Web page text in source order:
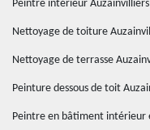
Peintre intérieur Auzainvilliers
Nettoyage de toiture
Nettoyage de terrasse
Peinture dessous de toit
Peintre en bâtiment intérieur